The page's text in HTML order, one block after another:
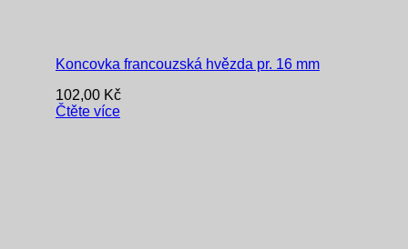
Koncovka francouzská hvězda pr. 16 mm
102,00 Kč
Čtěte více